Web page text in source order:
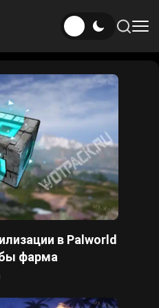
Rail
Zero
в Palworld
фарма